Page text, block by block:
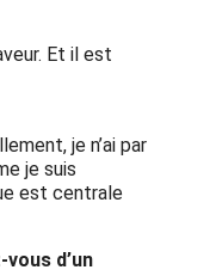
Et il est
je n’ai par
je suis
est centrale
d’un